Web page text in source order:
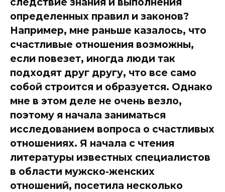
определенных правил и законов?
Например, мне раньше казалось, что
счастливые отношения возможны,
если повезет, иногда люди так
подходят друг другу, что все само
собой строится и образуется. Однако
мне в этом деле не очень везло,
поэтому я начала заниматься
исследованием вопроса о счастливых
отношениях. Я начала с чтения
литературы известных специалистов
в области мужско-женских
отношений, посетила несколько